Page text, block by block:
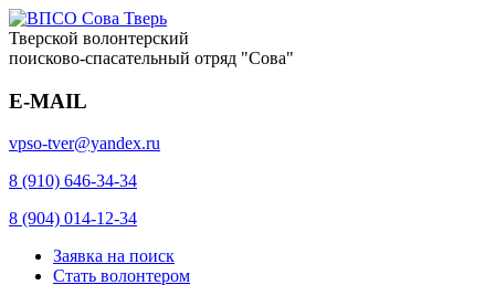
Тверской волонтерский
поисково-спасательный отряд "Сова"
E-MAIL
vpso-tver@yandex.ru
8 (910) 646-34-34
8 (904) 014-12-34
Заявка на поиск
Стать волонтером